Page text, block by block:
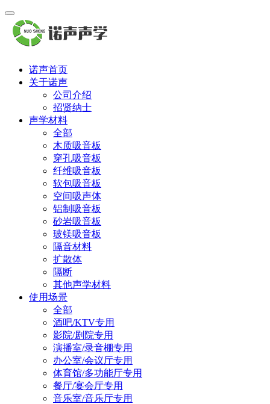
诺声首页
关于诺声
公司介绍
招贤纳士
声学材料
全部
木质吸音板
穿孔吸音板
纤维吸音板
软包吸音板
空间吸声体
铝制吸音板
砂岩吸音板
玻镁吸音板
隔音材料
扩散体
隔断
其他声学材料
使用场景
全部
酒吧/KTV专用
影院/剧院专用
演播室/录音棚专用
办公室/会议厅专用
体育馆/多功能厅专用
餐厅/宴会厅专用
音乐室/音乐厅专用